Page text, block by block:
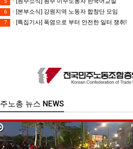
6 [본부소식] 강원지역 노동자 합창단 모임
7 [특집기사] 폭염으로 부터 안전한 일터 쟁취!
노총 뉴스 NEWS